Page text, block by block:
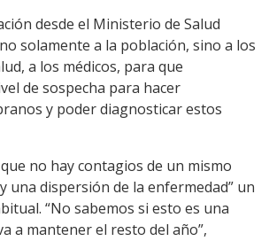
desde el Ministerio de Salud
solamente a la población, sino a los
a los médicos, para que
de sospecha para hacer
y poder diagnosticar estos
no hay contagios de un mismo
una dispersión de la enfermedad” un
“No sabemos si esto es una
a mantener el resto del año”,